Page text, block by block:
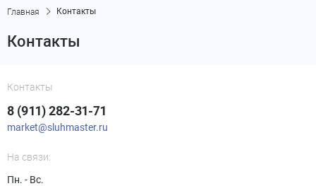
Главная Контакты
Контакты
Контакты
8 (911) 282-31-71
market@sluhmaster.ru
На связи:
Пн. - Вс.